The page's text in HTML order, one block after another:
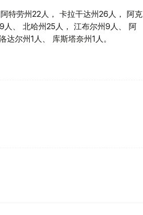
特劳州22人， 卡拉干达州26人， 阿克
人、 北哈州25人， 江布尔州9人、 阿
尔州1人、 库斯塔奈州1人。